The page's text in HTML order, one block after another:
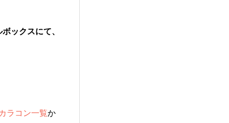
ックスにて、
ラコン一覧か